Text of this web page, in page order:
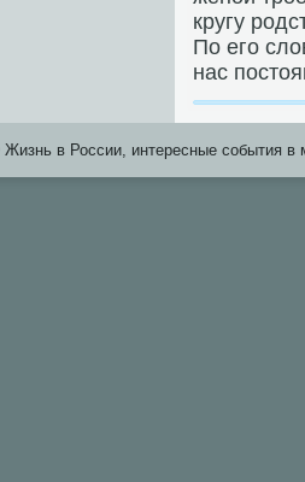
кругу
По егο
нас
Жизнь в России, интересные события в